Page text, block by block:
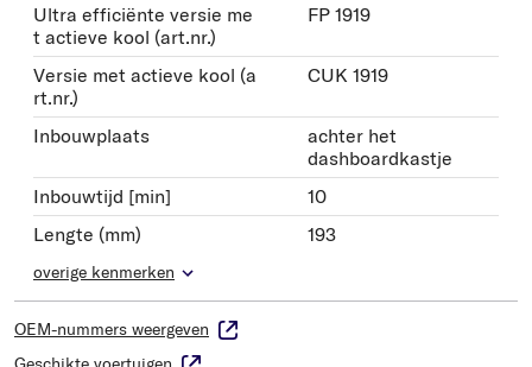
Ultra efficiënte versie me
t actieve kool (art.nr.)
FP 1919
Versie met actieve kool (a
rt.nr.)
CUK 1919
Inbouwplaats
achter het
dashboardkastje
Inbouwtijd [min]
10
Lengte (mm)
193
overige kenmerken
OEM-nummers weergeven